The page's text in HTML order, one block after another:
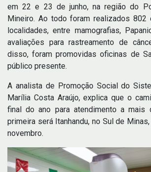
em 22 e 23 de junho, na região do
Mineiro. Ao todo foram realizados 802
localidades, entre mamografias,
avaliações para rastreamento de
disso, foram promovidas oficinas de
público presente.
A analista de Promoção Social do
Marília Costa Araújo, explica que o
final do ano para atendimento a mais
primeira será Itanhandu, no Sul de
novembro.